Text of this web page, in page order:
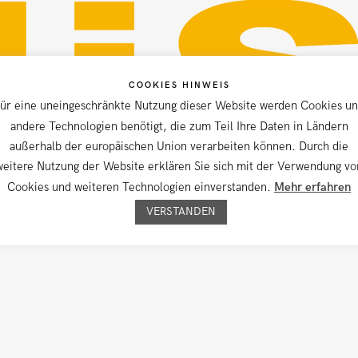
COOKIES HINWEIS
eine uneingeschränkte Nutzung dieser Website werden Cookies
andere Technologien benötigt, die zum Teil Ihre Daten in Ländern
außerhalb der europäischen Union verarbeiten können. Durch die
Nutzung der Website erklären Sie sich mit der Verwendung
Cookies und weiteren Technologien einverstanden. Mehr erfahren
VERSTANDEN